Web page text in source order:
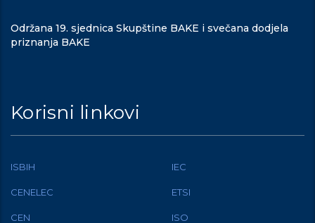
Održana 19. sjednica Skupštine BAKE i svečana dodjela
priznanja BAKE
Korisni linkovi
ISBIH IEC
CENELEC ETSI
CEN ISO